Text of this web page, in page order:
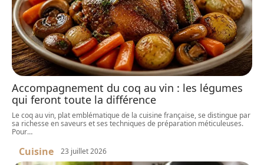
Accompagnement du coq au vin : les légumes
qui feront toute la différence
Le coq au vin, plat emblématique de la cuisine française, se distingue par
sa richesse en saveurs et ses techniques de préparation méticuleuses.
Pour…
Cuisine 23 juillet 2026